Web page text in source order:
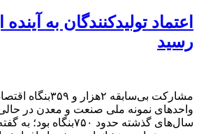
اعتماد تولیدکنندگان به
رسید
مشارکت بی‌سابقه
واحدهای نمونه ملی صنعت و معدن در
سال‌های گذشته حدود